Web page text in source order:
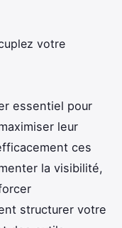
essentiel pour
leur
ces
la visibilité,
structurer votre